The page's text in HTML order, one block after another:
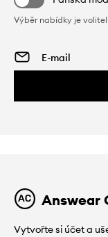
Výběr nabídky je
Answear
Vytvořte si účet a